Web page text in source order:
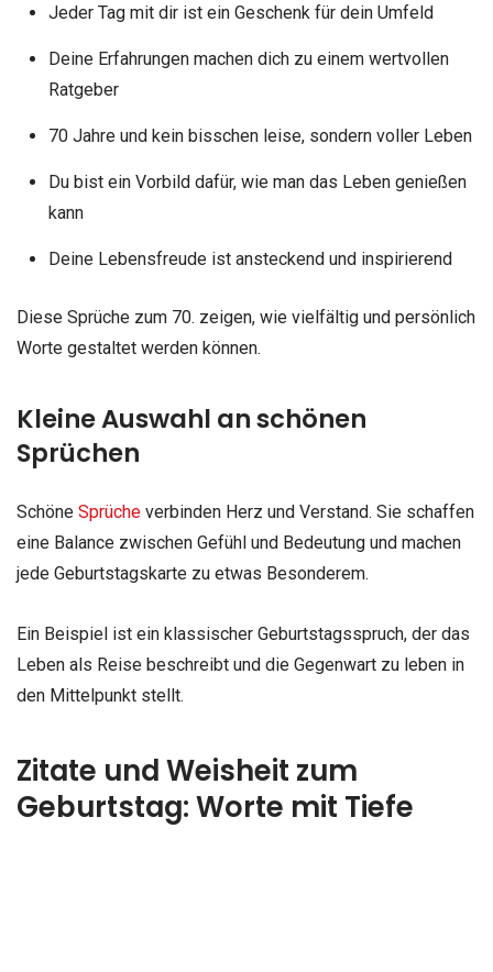
Jeder Tag mit dir ist ein Geschenk für dein Umfeld
Deine Erfahrungen machen dich zu einem wertvollen
Ratgeber
70 Jahre und kein bisschen leise, sondern voller Leben
Du bist ein Vorbild dafür, wie man das Leben genießen
kann
Deine Lebensfreude ist ansteckend und inspirierend
Diese Sprüche zum 70. zeigen, wie vielfältig und persönlich
Worte gestaltet werden können.
Kleine Auswahl an schönen
Sprüchen
Schöne Sprüche verbinden Herz und Verstand. Sie schaffen
eine Balance zwischen Gefühl und Bedeutung und machen
jede Geburtstagskarte zu etwas Besonderem.
Ein Beispiel ist ein klassischer Geburtstagsspruch, der das
Leben als Reise beschreibt und die Gegenwart zu leben in
den Mittelpunkt stellt.
Zitate und Weisheit zum
Geburtstag: Worte mit Tiefe